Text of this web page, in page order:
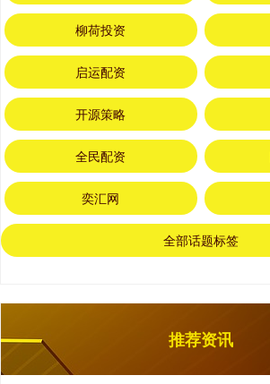
柳荷投资
启运配资
开源策略
全民配资
奕汇网
全部话题标签
推荐资讯